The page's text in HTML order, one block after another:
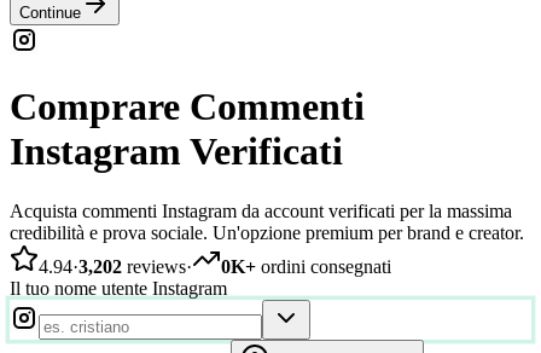
Continue
Comprare Commenti
Instagram Verificati
Acquista commenti Instagram da account verificati per la massima
credibilità e prova sociale. Un'opzione premium per brand e creator.
4.94·3,202 reviews· 0K+ ordini consegnati
Il tuo nome utente Instagram